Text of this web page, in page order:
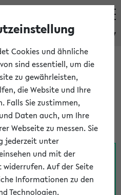
eKVV
Anmeldung am eKVV.
aus:
erstellen und alle weiteren
zu nutzen,
Anmeldung über Ihr Uni
Cookies und ähnliche
sind essentiell, um die
zu gewährleisten,
die Website und Ihre
Falls Sie zustimmen,
Daten auch, um Ihre
Webseite zu messen. Sie
jederzeit unter
und mit der
Auf der Seite
Informationen zu den
Technologien.